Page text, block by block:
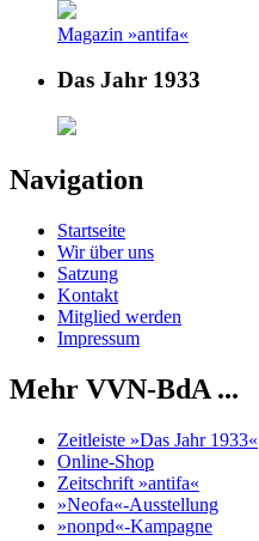
Magazin »antifa«
Das Jahr 1933
Navigation
Startseite
Wir über uns
Satzung
Kontakt
Mitglied werden
Impressum
Mehr VVN-BdA ...
Zeitleiste »Das Jahr 1933«
Online-Shop
Zeitschrift »antifa«
»Neofa«-Ausstellung
»nonpd«-Kampagne